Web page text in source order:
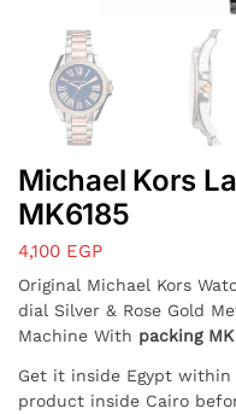
Michael Kors
MK6185
4,100 EGP
Original Michael Kors
dial Silver & Rose Gold
Machine With packing MK
Get it inside Egypt
product inside Cairo